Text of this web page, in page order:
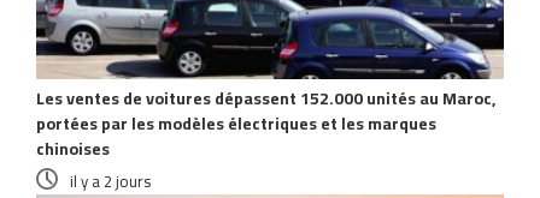
Les ventes de voitures dépassent 152.000 unités au Maroc,
portées par les modèles électriques et les marques
chinoises
il y a 2 jours